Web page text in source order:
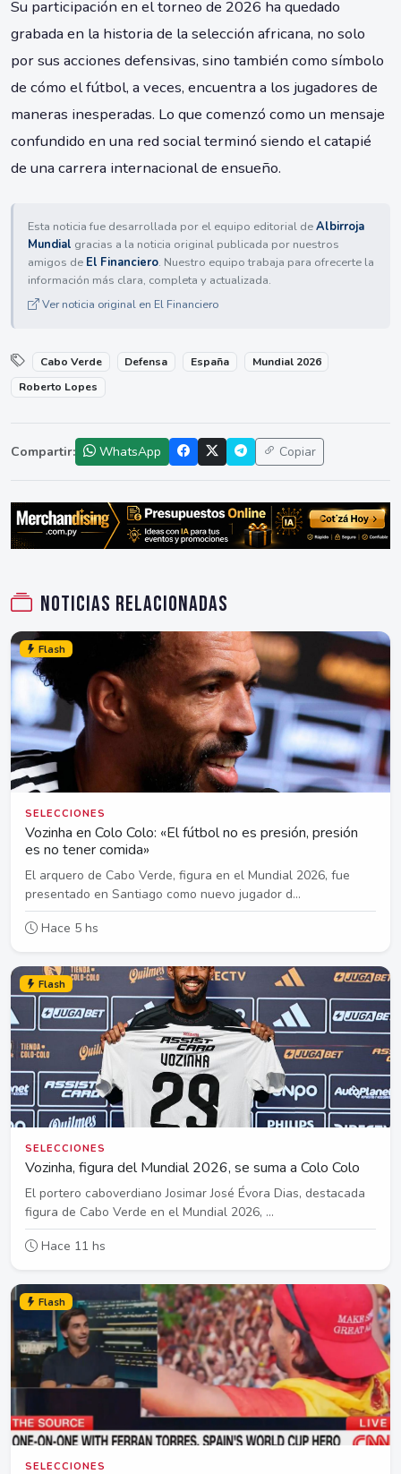
Su participación en el torneo de 2026 ha quedado
grabada en la historia de la selección africana, no solo
por sus acciones defensivas, sino también como símbolo
de cómo el fútbol, a veces, encuentra a los jugadores de
maneras inesperadas. Lo que comenzó como un mensaje
confundido en una red social terminó siendo el catapié
de una carrera internacional de ensueño.
Esta noticia fue desarrollada por el equipo editorial deAlbirroja
Mundial gracias a la noticia original publicada por nuestros
amigos de El Financiero. Nuestro equipo trabaja para ofrecerte la
información más clara, completa y actualizada.
Ver noticia original en El Financiero
Cabo Verde Defensa España
Mundial 2026
Roberto Lopes
Compartir: WhatsApp Copiar
Noticias relacionadas
Flash
SELECCIONES
Vozinha en Colo Colo: «El fútbol no es presión, presión
es no tener comida»
El arquero de Cabo Verde, figura en el Mundial 2026, fue
presentado en Santiago como nuevo jugador d...
Hace 5 hs
Flash
SELECCIONES
Vozinha, figura del Mundial 2026, se suma a Colo Colo
El portero caboverdiano Josimar José Évora Dias, destacada
figura de Cabo Verde en el Mundial 2026, ...
Hace 11 hs
Flash
SELECCIONES